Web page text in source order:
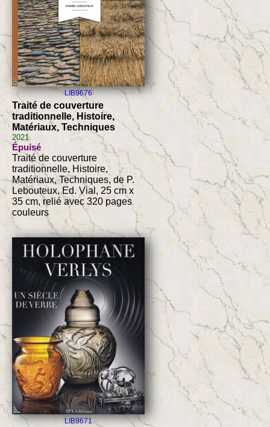
LIB9676
Traité de couverture
traditionnelle, Histoire,
Matériaux, Techniques
2021
Épuisé
Traité de couverture
traditionnelle, Histoire,
Matériaux, Techniques, de P.
Lebouteux, Ed. Vial, 25 cm x
35 cm, relié avec 320 pages
couleurs
LIB9671